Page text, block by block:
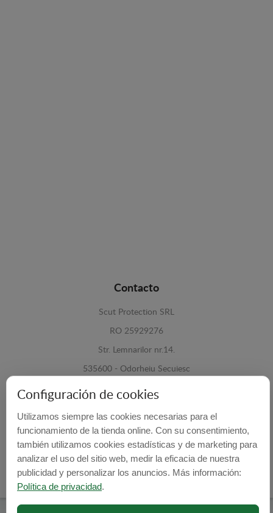
Contacto
Scut Protection SRL
RO 25929276
Str. Lemnarilor nr.14.
535600 - Odorheiu Secuiesc
Harghita, Romania
E-mail: info@cubrecarter.com
Site: www.cubrecarter.com
Configuración de cookies
Utilizamos siempre las cookies necesarias para el
funcionamiento de la tienda online. Con su consentimiento,
también utilizamos cookies estadísticas y de marketing para
analizar el uso del sitio web, medir la eficacia de nuestra
publicidad y personalizar los anuncios. Más información:
Política de privacidad.